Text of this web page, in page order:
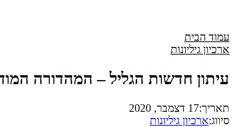
עמוד הבית
ארכיון גיליונות
עיתון חדשות הגליל – המהדורה
תאריך:17 דצמבר, 2020
סיווג:ארכיון גיליונות